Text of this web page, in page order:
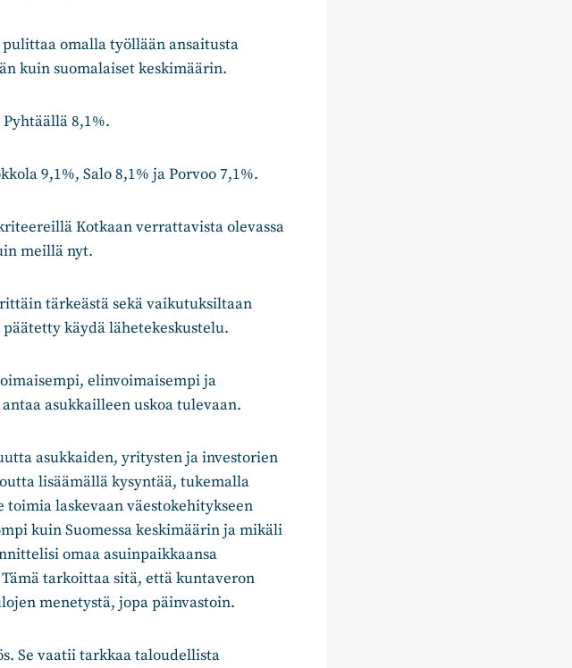
omalla työllään ansaitusta
kuin suomalaiset keskimäärin.
8,1%.
9,1%, Salo 8,1% ja Porvoo 7,1%.
Kotkaan verrattavista olevassa
meillä nyt.
tärkeästä sekä vaikutuksiltaan
käydä lähetekeskustelu.
elinvoimaisempi ja
asukkailleen uskoa tulevaan.
asukkaiden, yritysten ja investorien
lisäämällä kysyntää, tukemalla
laskevaan väestokehitykseen
kuin Suomessa keskimäärin ja mikäli
omaa asuinpaikkaansa
tarkoittaa sitä, että kuntaveron
menetystä, jopa päinvastoin.
Se vaatii tarkkaa taloudellista